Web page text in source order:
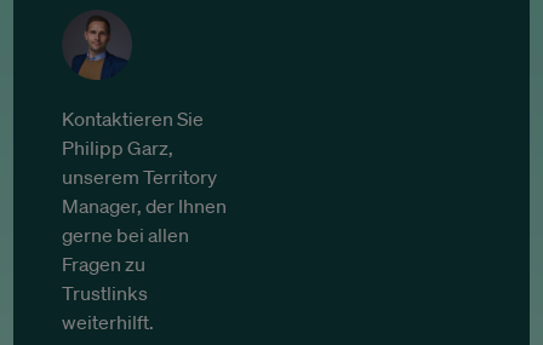
Kontaktieren Sie
Philipp Garz,
unserem Territory
Manager, der Ihnen
gerne bei allen
Fragen zu
Trustlinks
weiterhilft.